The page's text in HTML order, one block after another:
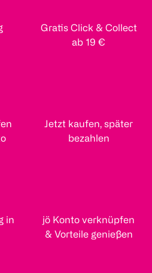
Gratis Click & Collect
ab 19 €
Jetzt kaufen, später
bezahlen
in
jö Konto verknüpfen
& Vorteile genießen